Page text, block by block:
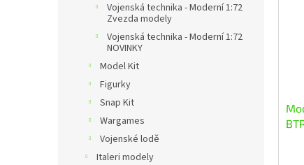
Vojenská technika - Moderní 1:72
Zvezda modely
Vojenská technika - Moderní 1:72
NOVINKY
Model Kit
Figurky
Snap Kit
Wargames
Vojenské lodě
Italeri modely